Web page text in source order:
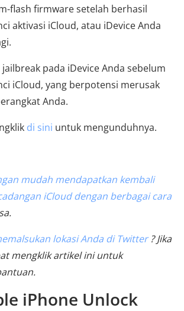
flash firmware setelah berhasil
aktivasi iCloud, atau iDevice Anda
pada iDevice Anda sebelum
iCloud, yang berpotensi merusak
Anda.
di sini untuk mengunduhnya.
mudah mendapatkan kembali
iCloud dengan berbagai cara
lokasi Anda di Twitter? Jika
mengklik artikel ini untuk
iPhone Unlock